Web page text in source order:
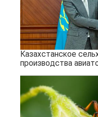
Казахстанское
производства